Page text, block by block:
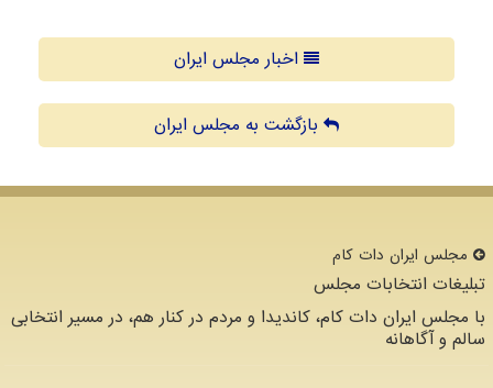
اخبار مجلس ایران
بازگشت به مجلس ایران
مجلس ایران دات كام
تبلیغات انتخابات مجلس
با مجلس ایران دات کام، کاندیدا و مردم در کنار هم، در مسیر انتخابی
سالم و آگاهانه